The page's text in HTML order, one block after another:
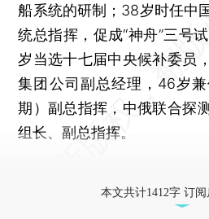
船系统的研制；38岁时任中
统总指挥，促成“神舟”三号
岁当选十七届中央候补委员
集团公司副总经理，46岁
期）副总指挥，中俄联合探
组长、副总指挥。
本文共计1412字 订